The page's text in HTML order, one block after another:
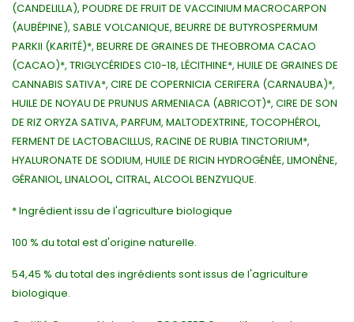
(CANDELILLA), POUDRE DE FRUIT DE VACCINIUM MACROCARPON
(AUBÉPINE), SABLE VOLCANIQUE, BEURRE DE BUTYROSPERMUM
PARKII (KARITÉ)*, BEURRE DE GRAINES DE THEOBROMA CACAO
(CACAO)*, TRIGLYCÉRIDES C10-18, LÉCITHINE*, HUILE DE GRAINES DE
CANNABIS SATIVA*, CIRE DE COPERNICIA CERIFERA (CARNAUBA)*,
HUILE DE NOYAU DE PRUNUS ARMENIACA (ABRICOT)*, CIRE DE SON
DE RIZ ORYZA SATIVA, PARFUM, MALTODEXTRINE, TOCOPHÉROL,
FERMENT DE LACTOBACILLUS, RACINE DE RUBIA TINCTORIUM*,
HYALURONATE DE SODIUM, HUILE DE RICIN HYDROGÉNÉE, LIMONÈNE,
GÉRANIOL, LINALOOL, CITRAL, ALCOOL BENZYLIQUE.
* Ingrédient issu de l'agriculture biologique
100 % du total est d'origine naturelle.
54,45 % du total des ingrédients sont issus de l'agriculture
biologique.